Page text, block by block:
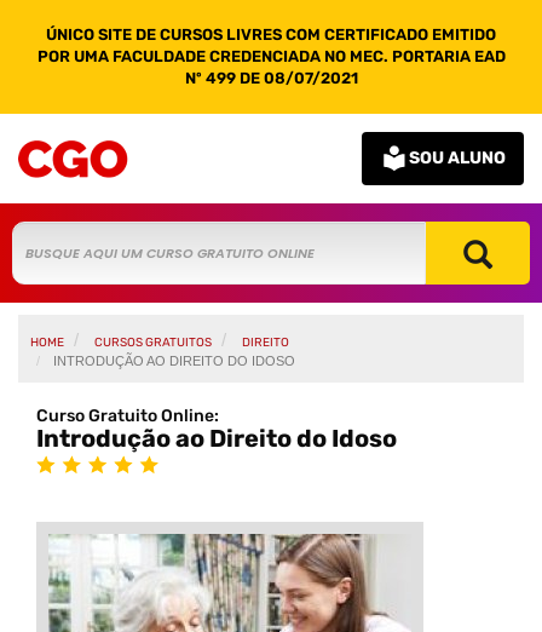
ÚNICO SITE DE CURSOS LIVRES COM CERTIFICADO EMITIDO
POR UMA FACULDADE CREDENCIADA NO MEC. PORTARIA EAD
Nº 499 DE 08/07/2021
SOU ALUNO
HOME CURSOS GRATUITOS
DIREITO
INTRODUÇÃO AO DIREITO DO IDOSO
Curso Gratuito Online:
Introdução ao Direito do Idoso